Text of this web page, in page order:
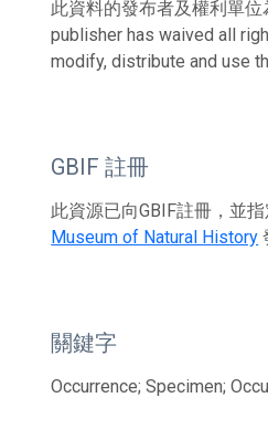
此資料的發布者及權利單
publisher has waived all
modify, distribute and use
GBIF 註冊
此資源已向GBIF註冊，並
Museum of Natural History
關鍵字
Occurrence; Specimen;